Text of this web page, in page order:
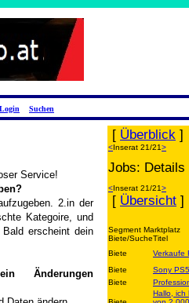
Login Suchen
Service!
2.in der
Kategoire, und
erscheint dein
Änderungen
[ Überblick
<Inserat 21/21>
Jobs:
<Inserat 21/21>
[ Übersicht
Segment Marktplatz
Biete/SucheTitel
Biete
Verkaufe
Biete
Sony
Biete
Hallo, ich